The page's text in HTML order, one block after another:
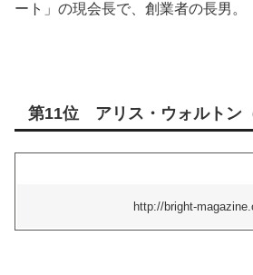
ート」の現会長で、創業者の長男。
第11位 アリス・ウォルトン（
http://bright-